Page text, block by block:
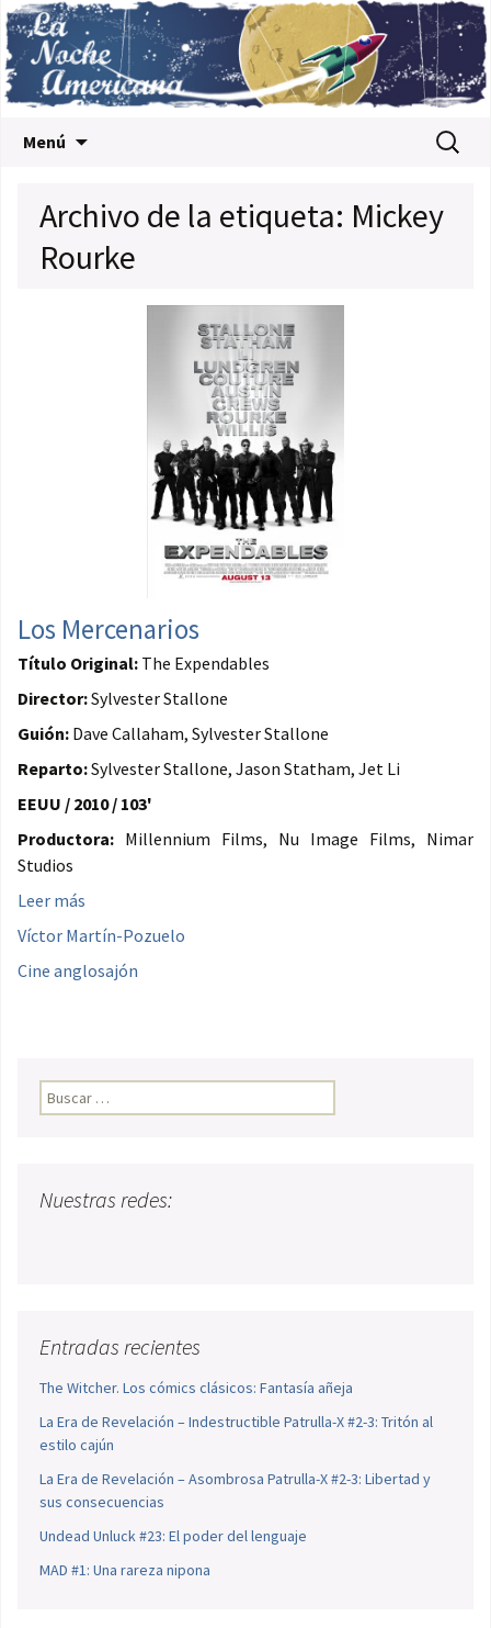
Menú Buscar:
Archivo de la etiqueta: Mickey
Rourke
Los Mercenarios
Título Original: The Expendables
Director:Sylvester Stallone
Guión: Dave Callaham, Sylvester Stallone
Reparto:Sylvester Stallone, Jason Statham, Jet Li
EEUU / 2010 / 103'
Productora: Millennium Films, Nu Image Films, Nimar
Studios
Leer más
Víctor Martín-Pozuelo
Cine anglosajón
Buscar:
Nuestras redes:
Entradas recientes
The Witcher. Los cómics clásicos: Fantasía añeja
La Era de Revelación – Indestructible Patrulla-X #2-3: Tritón al
estilo cajún
La Era de Revelación – Asombrosa Patrulla-X #2-3: Libertad y
sus consecuencias
Undead Unluck #23: El poder del lenguaje
MAD #1: Una rareza nipona